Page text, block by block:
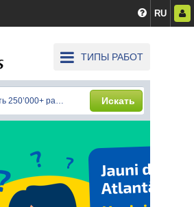
RU
ТИПЫ РАБОТ
Искать